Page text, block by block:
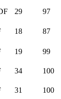
29 97
18 87
19 99
34 100
31 100